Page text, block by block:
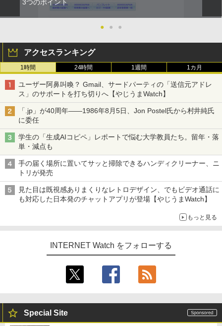
3つのポイント
● ● ●
アクセスランキング
1時間 24時間 1週間 1カ月
ユーザー阿鼻叫喚？ Gmail、サードパーティの「送信元アドレ
ス」のサポートを打ち切りへ【やじうまWatch】
「.jp」が40周年――1986年8月5日、Jon Postel氏から村井純氏
に委任
学生の「生成AIコピペ」レポートで悩む大学教員たち。留年・落
単・減点も
手の届く場所に置いてサッと掃除できるハンディクリーナー、ニ
トリが発売
見た目は既視感ありまくりなレトロデザイン、でもビデオ通話に
も対応した日本発のチャットアプリが登場【やじうまWatch】
もっと見る
INTERNET Watch をフォローする
Special Site